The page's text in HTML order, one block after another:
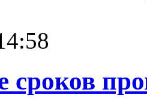
сроков